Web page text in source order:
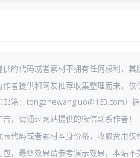
的代码或者素材不拥有任何权利，其
者提供和网友推荐收集整理而来，仅
箱：tongzhewangluo@163.com）指
，请通过网站提供的微信联系作者！
代码或者素材本身价格，收取费用仅
，最终效果请参考演示效果，本站不